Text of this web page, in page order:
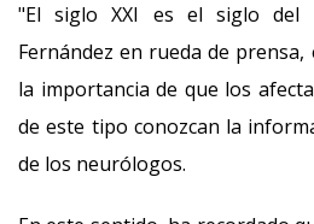
"El siglo XXI es el siglo del
Fernández en rueda de prensa,
la importancia de que los
de este tipo conozcan la
de los neurólogos.